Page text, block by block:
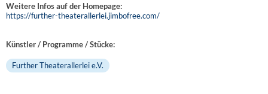
Weitere Infos auf der Homepage:
https://further-theaterallerlei.jimbofree.com/
Künstler / Programme / Stücke:
Further Theaterallerlei e.V.